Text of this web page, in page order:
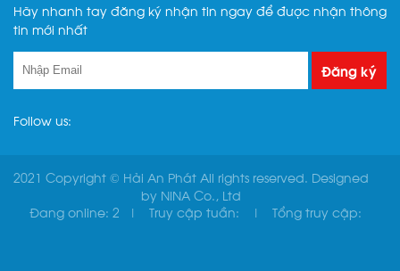
Hãy nhanh tay đăng ký nhận tin ngay để được nhận thông
tin mới nhất
Follow us:
2021 Copyright © Hải An Phát All rights reserved. Designed
by NINA Co., Ltd
Đang online: 2 Truy cập tuần: Tổng truy cập: